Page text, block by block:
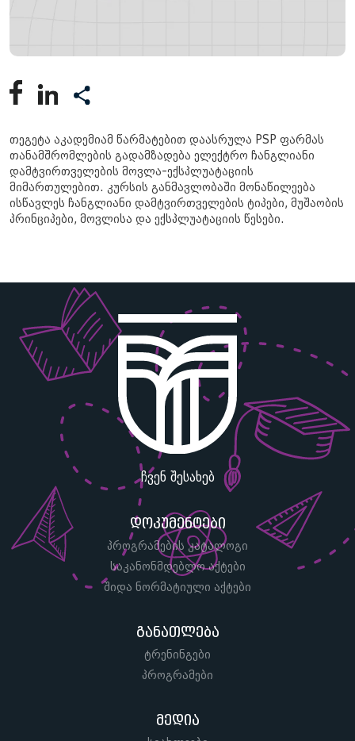
თეგეტა აკადემიამ წარმატებით დაასრულა PSP ფარმას
თანამშრომლების გადამზადება ელექტრო ჩანგლიანი
დამტვირთველების მოვლა-ექსპლუატაციის
მიმართულებით. კურსის განმავლობაში მონაწილეება
ისწავლეს ჩანგლიანი დამტვირთველების ტიპები, მუშაობის
პრინციპები, მოვლისა და ექსპლუატაციის წესები.
ჩვენ შესახებ
დოკუმენტები
პროგრამების კატალოგი
საკანონმდებლო აქტები
შიდა ნორმატიული აქტები
განათლება
ტრენინგები
პროგრამები
მედია